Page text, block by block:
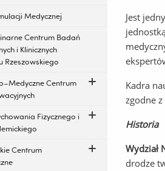
Medycznej
Centrum Badań
i Klinicznych
Rzeszowskiego
Centrum
Fizycznego i
Centrum
Jest
Kadra
zgodne
Historia
Wydział
drodze